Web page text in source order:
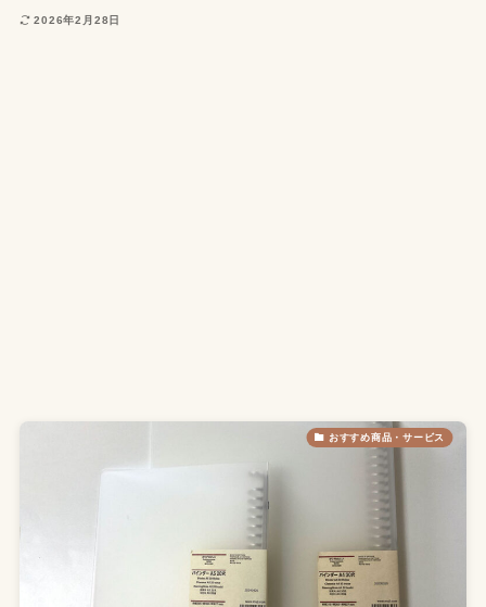
2026年2月28日
おすすめ商品・サービス